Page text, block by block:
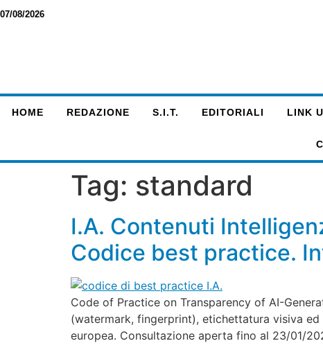
07/08/2026
HOME REDAZIONE S.I.T. EDITORIALI LINK
Tag: standard
I.A. Contenuti
Codice best practice.
Code of Practice on Transparency of AI-
(watermark, fingerprint), etichettatura visiva
europea. Consultazione aperta fino al 23/01/